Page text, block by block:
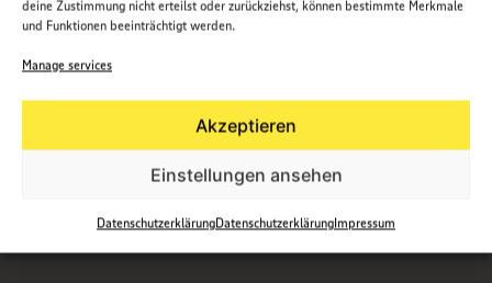
deine Zustimmung nicht erteilst oder zurückziehst, können bestimmte Merkmale
und Funktionen beeinträchtigt werden.
Manage services
Akzeptieren
Einstellungen ansehen
DatenschutzerklärungDatenschutzerklärungImpressum